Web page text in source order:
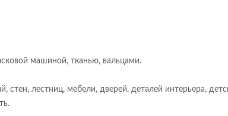
машиной, тканью, вальцами.
лестниц, мебели, дверей, деталей интерьера,